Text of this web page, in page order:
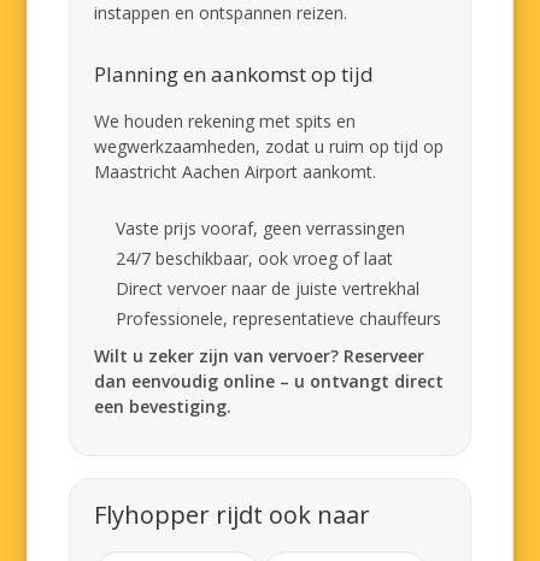
instappen en ontspannen reizen.
Planning en aankomst op tijd
We houden rekening met spits en
wegwerkzaamheden, zodat u ruim op tijd op
Maastricht Aachen Airport aankomt.
Vaste prijs vooraf, geen verrassingen
24/7 beschikbaar, ook vroeg of laat
Direct vervoer naar de juiste vertrekhal
Professionele, representatieve chauffeurs
Wilt u zeker zijn van vervoer? Reserveer
dan eenvoudig online – u ontvangt direct
een bevestiging.
Flyhopper rijdt ook naar